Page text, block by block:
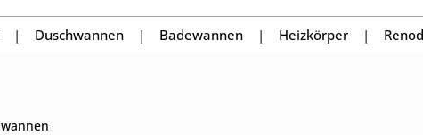
Duschwannen Badewannen Heizkörper